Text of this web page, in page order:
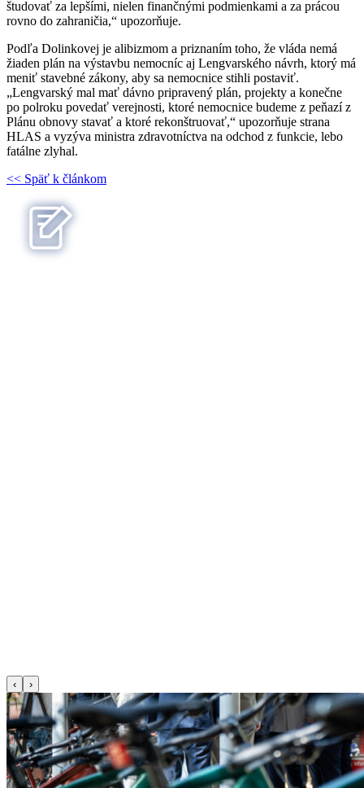
študovať za lepšími, nielen finančnými podmienkami a za prácou
rovno do zahraničia,“ upozorňuje.
Podľa Dolinkovej je alibizmom a priznaním toho, že vláda nemá
žiaden plán na výstavbu nemocníc aj Lengvarského návrh, ktorý má
meniť stavebné zákony, aby sa nemocnice stihli postaviť.
„Lengvarský mal mať dávno pripravený plán, projekty a konečne
po polroku povedať verejnosti, ktoré nemocnice budeme z peňazí z
Plánu obnovy stavať a ktoré rekonštruovať,“ upozorňuje strana
HLAS a vyzýva ministra zdravotníctva na odchod z funkcie, lebo
fatálne zlyhal.
<< Späť k článkom
‹ ›